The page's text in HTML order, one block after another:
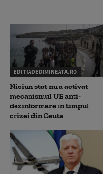
EDITIADEDIMINEATA.RO
Niciun stat nu a activat
mecanismul UE anti-
dezinformare în timpul
crizei din Ceuta